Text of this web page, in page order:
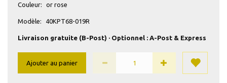
Couleur: or rose
Modèle: 40KPT68-019R
Livraison gratuite (B-Post) · Optionnel : A-Post & Express
Ajouter au panier